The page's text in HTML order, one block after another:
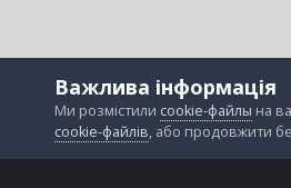
Важлива інформація
Ми розмістили cookie-файлы на
cookie-файлів, або продовжити